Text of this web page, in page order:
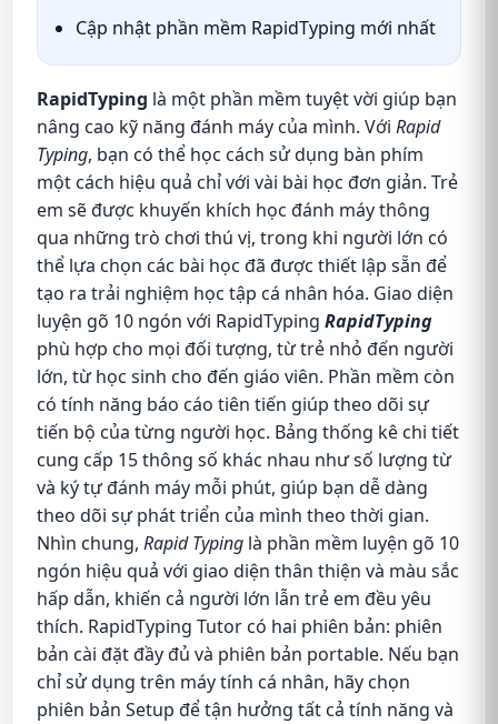
Cập nhật phần mềm RapidTyping mới nhất
RapidTyping là một phần mềm tuyệt vời giúp bạn
nâng cao kỹ năng đánh máy của mình. Với Rapid
Typing, bạn có thể học cách sử dụng bàn phím
một cách hiệu quả chỉ với vài bài học đơn giản. Trẻ
em sẽ được khuyến khích học đánh máy thông
qua những trò chơi thú vị, trong khi người lớn có
thể lựa chọn các bài học đã được thiết lập sẵn để
tạo ra trải nghiệm học tập cá nhân hóa. Giao diện
luyện gõ 10 ngón với RapidTyping RapidTyping
phù hợp cho mọi đối tượng, từ trẻ nhỏ đến người
lớn, từ học sinh cho đến giáo viên. Phần mềm còn
có tính năng báo cáo tiên tiến giúp theo dõi sự
tiến bộ của từng người học. Bảng thống kê chi tiết
cung cấp 15 thông số khác nhau như số lượng từ
và ký tự đánh máy mỗi phút, giúp bạn dễ dàng
theo dõi sự phát triển của mình theo thời gian.
Nhìn chung, Rapid Typing là phần mềm luyện gõ 10
ngón hiệu quả với giao diện thân thiện và màu sắc
hấp dẫn, khiến cả người lớn lẫn trẻ em đều yêu
thích. RapidTyping Tutor có hai phiên bản: phiên
bản cài đặt đầy đủ và phiên bản portable. Nếu bạn
chỉ sử dụng trên máy tính cá nhân, hãy chọn
phiên bản Setup để tận hưởng tất cả tính năng và